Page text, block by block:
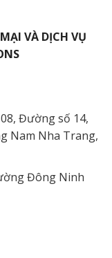
VÀ DỊCH VỤ
Đường số 14,
Nam Nha Trang,
Đông Ninh